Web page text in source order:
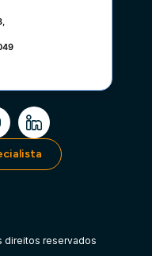
direitos reservados